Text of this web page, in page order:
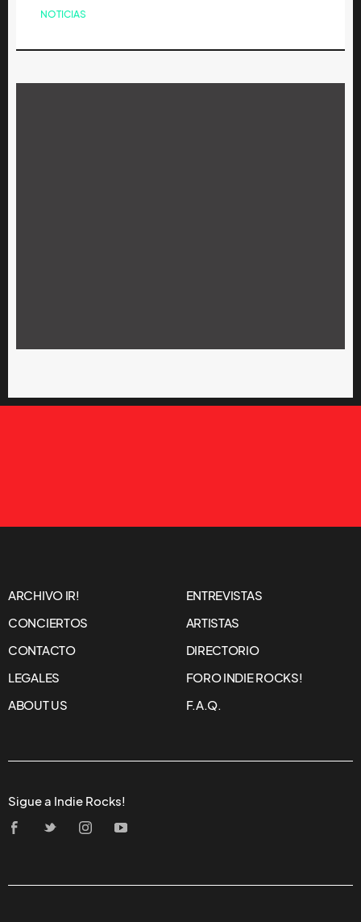
NOTICIAS
ARCHIVO IR!
ENTREVISTAS
CONCIERTOS
ARTISTAS
CONTACTO
DIRECTORIO
LEGALES
FORO INDIE ROCKS!
ABOUT US
F.A.Q.
Sigue a Indie Rocks!